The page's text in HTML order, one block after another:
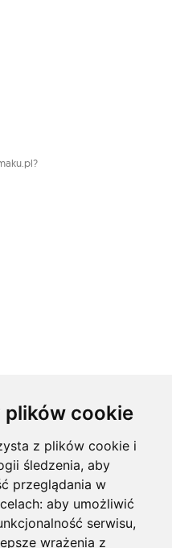
plików cookie
z plików cookie i
śledzenia, aby
przeglądania w
aby umożliwić
serwisu,
wrażenia z